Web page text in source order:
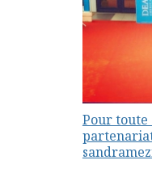
Pour toute